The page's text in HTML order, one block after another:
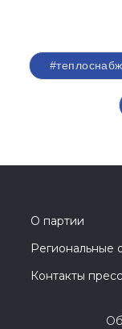
О партии
Региональные
Контакты